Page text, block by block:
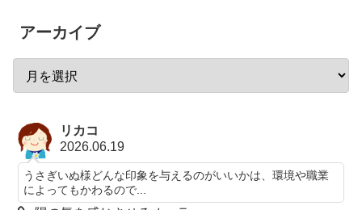
アーカイブ
リカコ
2026.06.19
うさぎいぬ様どんな印象を与えるのがいいかは、環境や職業
によってもかわるので...